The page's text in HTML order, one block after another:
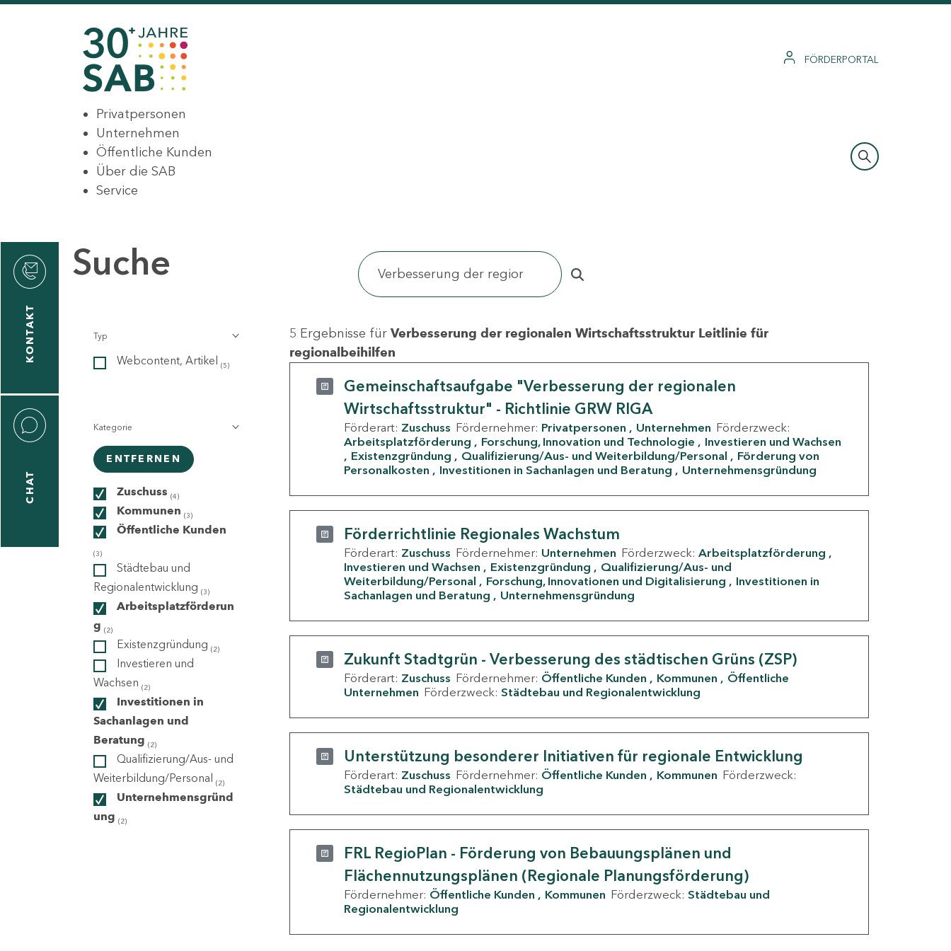
FÖRDERPORTAL
Privatpersonen
Unternehmen
Öffentliche Kunden
Über die SAB
Service
KONTAKT
CHAT
Suche
Typ
Webcontent, Artikel (5)
Kategorie
ENTFERNEN
Zuschuss (4)
Kommunen (3)
Öffentliche Kunden
(3)
Städtebau und
Regionalentwicklung (3)
Arbeitsplatzförderun
g (2)
Existenzgründung (2)
Investieren und
Wachsen (2)
Investitionen in
Sachanlagen und
Beratung (2)
Qualifizierung/Aus- und
Weiterbildung/Personal (2)
Unternehmensgründ
ung (2)
5 Ergebnisse für Verbesserung der regionalen Wirtschaftsstruktur Leitlinie für
regionalbeihilfen
Gemeinschaftsaufgabe "Verbesserung der regionalen
Wirtschaftsstruktur" - Richtlinie GRW RIGA
Förderart: Zuschuss Fördernehmer: Privatpersonen Unternehmen Förderzweck:
Arbeitsplatzförderung
Forschung, Innovation und Technologie
Investieren und Wachsen
Existenzgründung
Qualifizierung/Aus- und Weiterbildung/Personal
Förderung von
Personalkosten
Investitionen in Sachanlagen und Beratung Unternehmensgründung
Förderrichtlinie Regionales Wachstum
Förderart: Zuschuss Fördernehmer: Unternehmen Förderzweck: Arbeitsplatzförderung
Investieren und Wachsen
Existenzgründung
Qualifizierung/Aus- und
Weiterbildung/Personal
Forschung, Innovationen und Digitalisierung
Investitionen in
Sachanlagen und Beratung
Unternehmensgründung
Zukunft Stadtgrün - Verbesserung des städtischen Grüns (ZSP)
Förderart: Zuschuss Fördernehmer: Öffentliche Kunden Kommunen
Öffentliche
Unternehmen Förderzweck: Städtebau und Regionalentwicklung
Unterstützung besonderer Initiativen für regionale Entwicklung
Förderart: Zuschuss Fördernehmer: Öffentliche Kunden Kommunen Förderzweck:
Städtebau und Regionalentwicklung
FRL RegioPlan - Förderung von Bebauungsplänen und
Flächennutzungsplänen (Regionale Planungsförderung)
Fördernehmer: Öffentliche Kunden Kommunen Förderzweck: Städtebau und
Regionalentwicklung